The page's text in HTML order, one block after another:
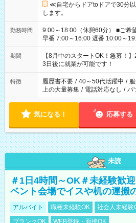
≪自宅からドアtoドアで30分
します。
勤務時間
9:00～18:00（休憩60分） ■ご希望があれば下記シフトもOK！
早番 7:00～16:00 遅番 10:00～19:00
と休みを合わせたい」 「余裕を
「できれば残業はしたくない」
ね。 ※Wワーク希望の方へ 今ご覧のお仕事で希望する勤務時間
と、もう1つのお仕事の勤務時間
合は応募できません。
期間
【8月中のスタートOK！急募！
3日後に就業が可能です！
特徴 履歴書不要 / 40～50代活躍中 /
上の大量募集 / 電話対応なし / パ
気になる！ 応募する
未読
＃1日4時間～OK＃未経験歓
ベント会場でイスや机の運搬
アルバイト 職種未経験OK 社会人未経験
ブランクOK
WEB登録・面接OK